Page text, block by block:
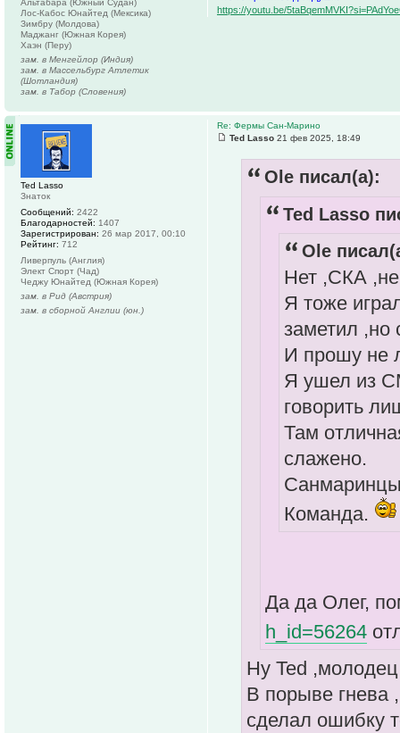
https://youtu.be/
Альтабара (Южный Судан)
Лос-Кабос Юнайтед (Мексика)
Зимбру (Молдова)
Маджанг (Южная Корея)
Хаэн (Перу)
зам. в Менгейлор (Индия)
зам. в Массельбург Атлетик
(Шотландия)
зам. в Табор (Словения)
Re: Фермы Сан-Марино
Ted Lasso 21 фев 2025, 18:49
Ole писал(а):
Ted Lasso
Ole
Нет ,СКА ,не
Я тоже
заметил ,но
И прошу не
Я ушел из
говорить
Там
слажено.
Команда.
Да да Олег,
h_id=56264
Ну Ted
В порыве гнева
сделал ошибку
Ted Lasso
Знаток
Сообщений: 2422
Благодарностей: 1407
Зарегистрирован: 26 мар 2017, 00:10
Рейтинг: 712
Ливерпуль (Англия)
Элект Спорт (Чад)
Чеджу Юнайтед (Южная Корея)
зам. в Рид (Австрия)
зам. в сборной Англии (юн.)